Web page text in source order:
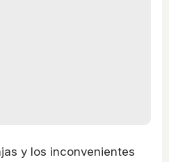
y los inconvenientes